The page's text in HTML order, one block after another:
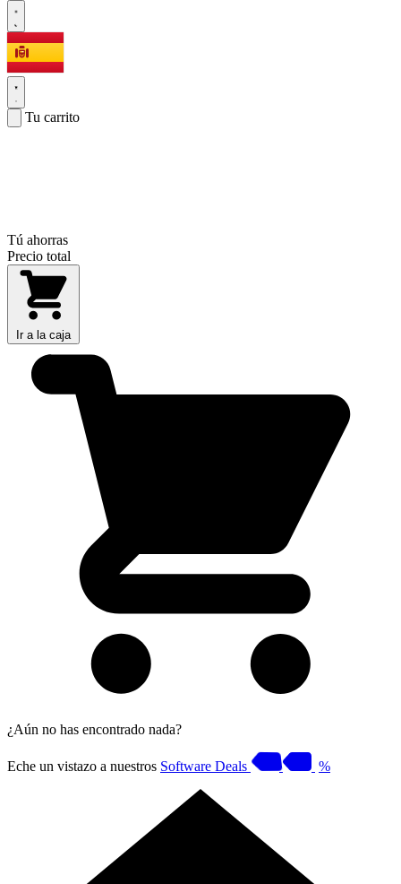
Tu carrito
Tú ahorras
Precio total
Ir a la caja
¿Aún no has encontrado nada?
Eche un vistazo a nuestros Software Deals %